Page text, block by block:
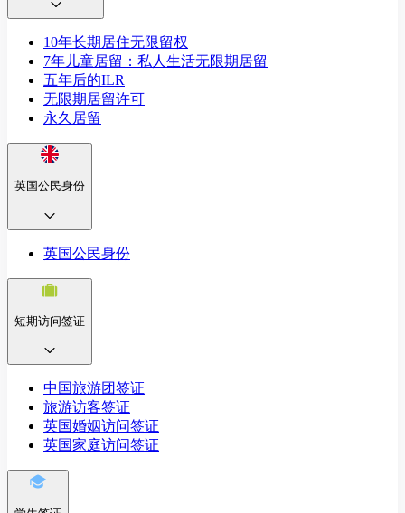
10年长期居住无限留权
7年儿童居留：私人生活无限期居留
五年后的ILR
无限期居留许可
永久居留
英国公民身份
英国公民身份
短期访问签证
中国旅游团签证
旅游访客签证
英国婚姻访问签证
英国家庭访问签证